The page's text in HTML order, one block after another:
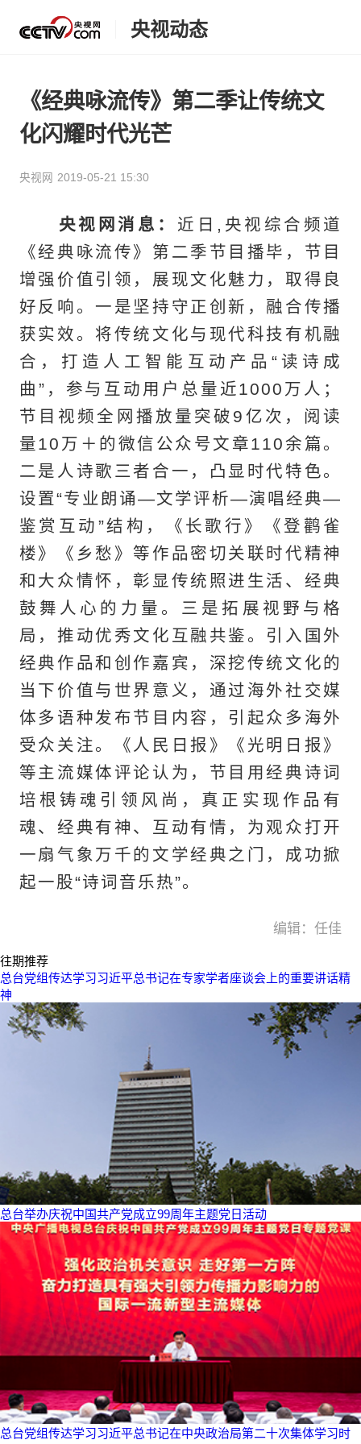
央视动态
《经典咏流传》第二季让传统文
化闪耀时代光芒
央视网 2019-05-21 15:30
央视网消息： 近日,央视综合频道
《经典咏流传》第二季节目播毕，节目
增强价值引领，展现文化魅力，取得良
好反响。一是坚持守正创新，融合传播
获实效。将传统文化与现代科技有机融
合，打造人工智能互动产品“读诗成
曲”，参与互动用户总量近1000万人；
节目视频全网播放量突破9亿次，阅读
量10万＋的微信公众号文章110余篇。
二是人诗歌三者合一，凸显时代特色。
设置“专业朗诵—文学评析—演唱经典—
鉴赏互动”结构，《长歌行》《登鹳雀
楼》《乡愁》等作品密切关联时代精神
和大众情怀，彰显传统照进生活、经典
鼓舞人心的力量。三是拓展视野与格
局，推动优秀文化互融共鉴。引入国外
经典作品和创作嘉宾，深挖传统文化的
当下价值与世界意义，通过海外社交媒
体多语种发布节目内容，引起众多海外
受众关注。《人民日报》《光明日报》
等主流媒体评论认为，节目用经典诗词
培根铸魂引领风尚，真正实现作品有
魂、经典有神、互动有情，为观众打开
一扇气象万千的文学经典之门，成功掀
起一股“诗词音乐热”。
编辑：任佳
往期推荐
总台党组传达学习习近平总书记在专家学者座谈会上的重要讲话精
神
总台举办庆祝中国共产党成立99周年主题党日活动
总台党组传达学习习近平总书记在中央政治局第二十次集体学习时